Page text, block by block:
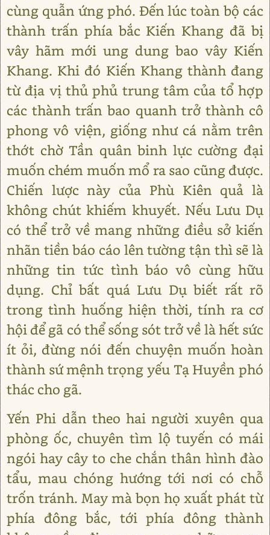
cùng quẫn ứng phó. Đến lúc toàn bộ các
thành trấn phía bắc Kiến Khang đã bị
vây hãm mới ung dung bao vây Kiến
Khang. Khi đó Kiến Khang thành đang
từ địa vị thủ phủ trung tâm của tổ hợp
các thành trấn bao quanh trở thành cô
phong vô viện, giống như cá nằm trên
thớt chờ Tần quân binh lực cường đại
muốn chém muốn mổ ra sao cũng được.
Chiến lược này của Phù Kiên quả là
không chút khiếm khuyết. Nếu Lưu Dụ
có thể trở về mang những điều sở kiến
nhãn tiền báo cáo lên tường tận thì sẽ là
những tin tức tình báo vô cùng hữu
dụng. Chỉ bất quá Lưu Dụ biết rất rõ
trong tình huống hiện thời, tính ra cơ
hội để gã có thể sống sót trở về là hết sức
ít ỏi, đừng nói đến chuyện muốn hoàn
thành sứ mệnh trọng yếu Tạ Huyền phó
thác cho gã.
Yến Phi dẫn theo hai người xuyên qua
phòng ốc, chuyên tìm lộ tuyến có mái
ngói hay cây to che chắn thân hình đào
tẩu, mau chóng hướng tới nơi có chỗ
trốn tránh. May mà bọn họ xuất phát từ
phía đông bắc, tới phía đông thành